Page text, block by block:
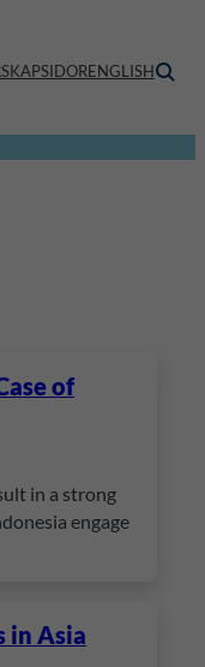
ENGLISH
of
in a strong
engage
in Asia